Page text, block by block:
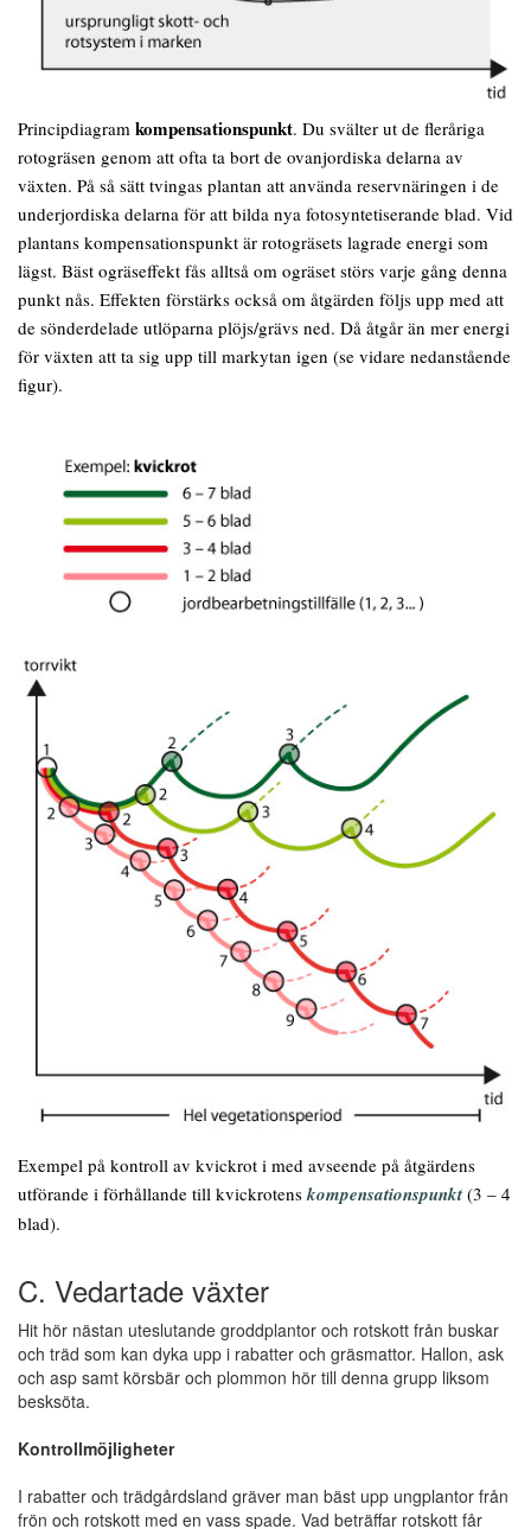
Principdiagram kompensationspunkt. Du svälter ut de fleråriga
rotogräsen genom att ofta ta bort de ovanjordiska delarna av
växten. På så sätt tvingas plantan att använda reservnäringen i de
underjordiska delarna för att bilda nya fotosyntetiserande blad. Vid
plantans kompensationspunkt är rotogräsets lagrade energi som
lägst. Bäst ogräseffekt fås alltså om ogräset störs varje gång denna
punkt nås. Effekten förstärks också om åtgärden följs upp med att
de sönderdelade utlöparna plöjs/grävs ned. Då åtgår än mer energi
för växten att ta sig upp till markytan igen (se vidare nedanstående
figur).
Exempel på kontroll av kvickrot i med avseende på åtgärdens
utförande i förhållande till kvickrotens kompensationspunkt(3 – 4
blad).
C. Vedartade växter
Hit hör nästan uteslutande groddplantor och rotskott från buskar
och träd som kan dyka upp i rabatter och gräsmattor. Hallon, ask
och asp samt körsbär och plommon hör till denna grupp liksom
besksöta.
Kontrollmöjligheter
I rabatter och trädgårdsland gräver man bäst upp ungplantor från
frön och rotskott med en vass spade. Vad beträffar rotskott får